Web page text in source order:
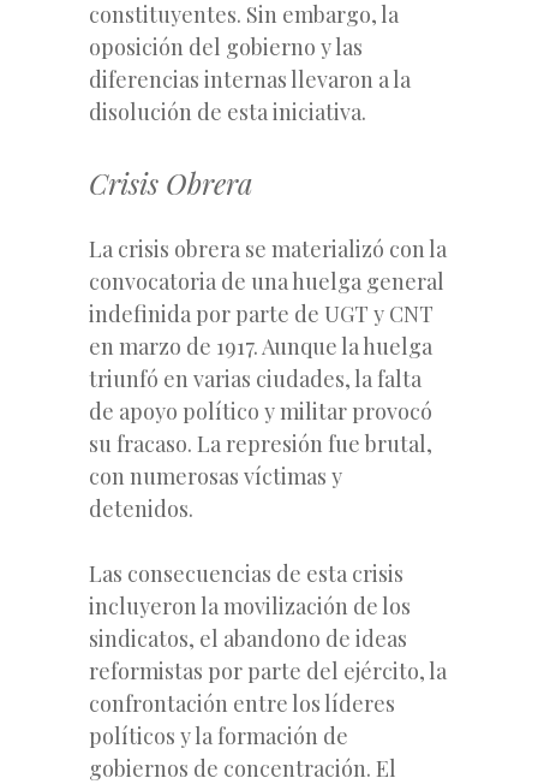
constituyentes. Sin embargo, la
oposición del gobierno y las
diferencias internas llevaron a la
disolución de esta iniciativa.
Crisis Obrera
La crisis obrera se materializó con la
convocatoria de una huelga general
indefinida por parte de UGT y CNT
en marzo de 1917. Aunque la huelga
triunfó en varias ciudades, la falta
de apoyo político y militar provocó
su fracaso. La represión fue brutal,
con numerosas víctimas y
detenidos.
Las consecuencias de esta crisis
incluyeron la movilización de los
sindicatos, el abandono de ideas
reformistas por parte del ejército, la
confrontación entre los líderes
políticos y la formación de
gobiernos de concentración. El